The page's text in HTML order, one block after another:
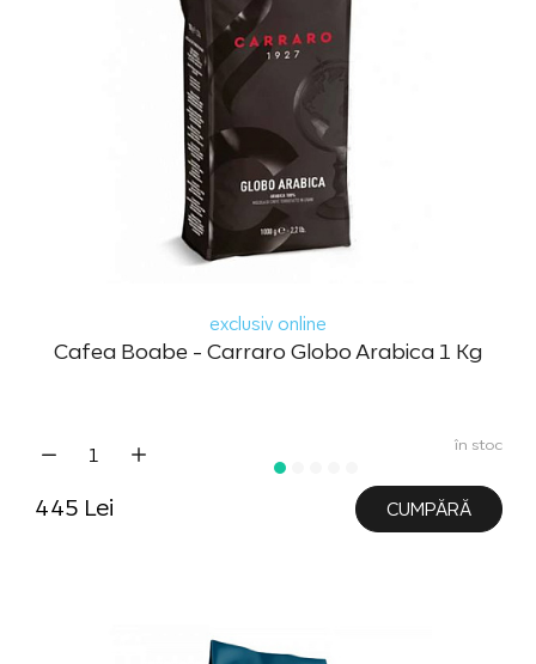
exclusiv online
Cafea Boabe - Carraro Globo Arabica 1 Kg
în stoc
445 Lei CUMPĂRĂ